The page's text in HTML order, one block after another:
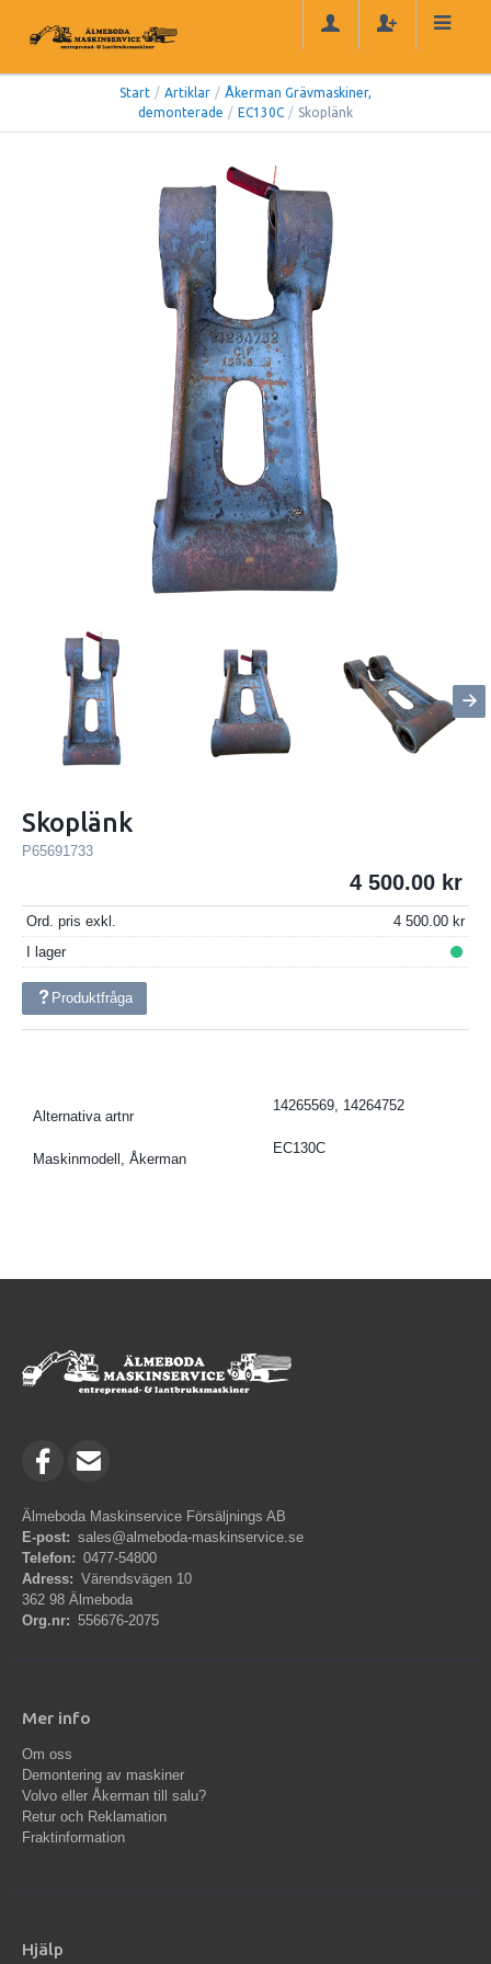
Start / Artiklar / Åkerman Grävmaskiner,
demonterade / EC130C / Skoplänk
Skoplänk
P65691733
4 500.00
Ord. pris exkl.
4 500.00
I lager
Produktfråga
Alternativa artnr
14265569, 14264752
Maskinmodell, Åkerman
EC130C
Älmeboda Maskinservice Försäljnings AB
E-post: sales@almeboda-maskinservice.se
Telefon: 0477-54800
Adress: Värendsvägen 10
362 98 Älmeboda
Org.nr: 556676-2075
Mer info
Om oss
Demontering av maskiner
Volvo eller Åkerman till salu?
Retur och Reklamation
Fraktinformation
Hjälp